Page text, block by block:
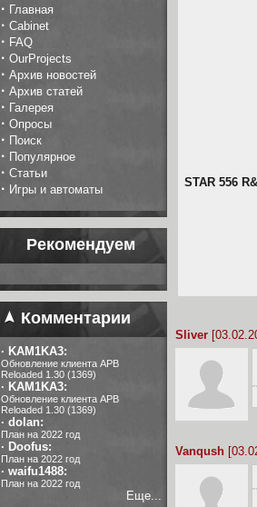
· Главная
· Cabinet
· FAQ
· OurProjects
· Архив новостей
· Архив статей
· Галерея
· Опросы
· Поиск
· Популярное
· Статьи
· Игры и автоматы
Рекомендуем
Комментарии
· KAM1KA3:
Обновление клиента APB
Reloaded 1.30 (1369)
· KAM1KA3:
Обновление клиента APB
Reloaded 1.30 (1369)
· dolan:
План на 2022 год
· Doofus:
План на 2022 год
· waifu1488:
План на 2022 год
Еще...
STAR 556
Sliver
Vanqush